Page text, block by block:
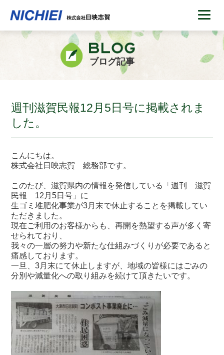
ブログ記事
週刊滋賀民報12月5日号に掲載されま
した。
こんにちは。
株式会社日映志賀 総務部です。
このたび、滋賀県内の情報を発信している「週刊 滋賀
民報 12月5日号」に
生ゴミ堆肥化事業が3月末で休止することを掲載してい
ただきました。
現在ご利用のお客様からも、再開を熱望する声が多く寄
せられており、
我々の一層の努力や新たな仕組みづくりが必要であると
痛感しております。
一旦、3月末にて休止しますが、地域の皆様にはごみの
分別や減量化への取り組みを続けて頂きたいです。